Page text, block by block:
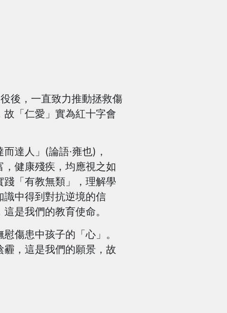
後，一直致力推動拯救傷
「仁愛」實為紅十字會
達人」(論語∙雍也)，
，健康殘疾，均應視之如
「有教無類」，理解學
中得到對抗逆境的信
是我們的教育使命。
傷患中孩子的「心」。
，這是我們的願景，故